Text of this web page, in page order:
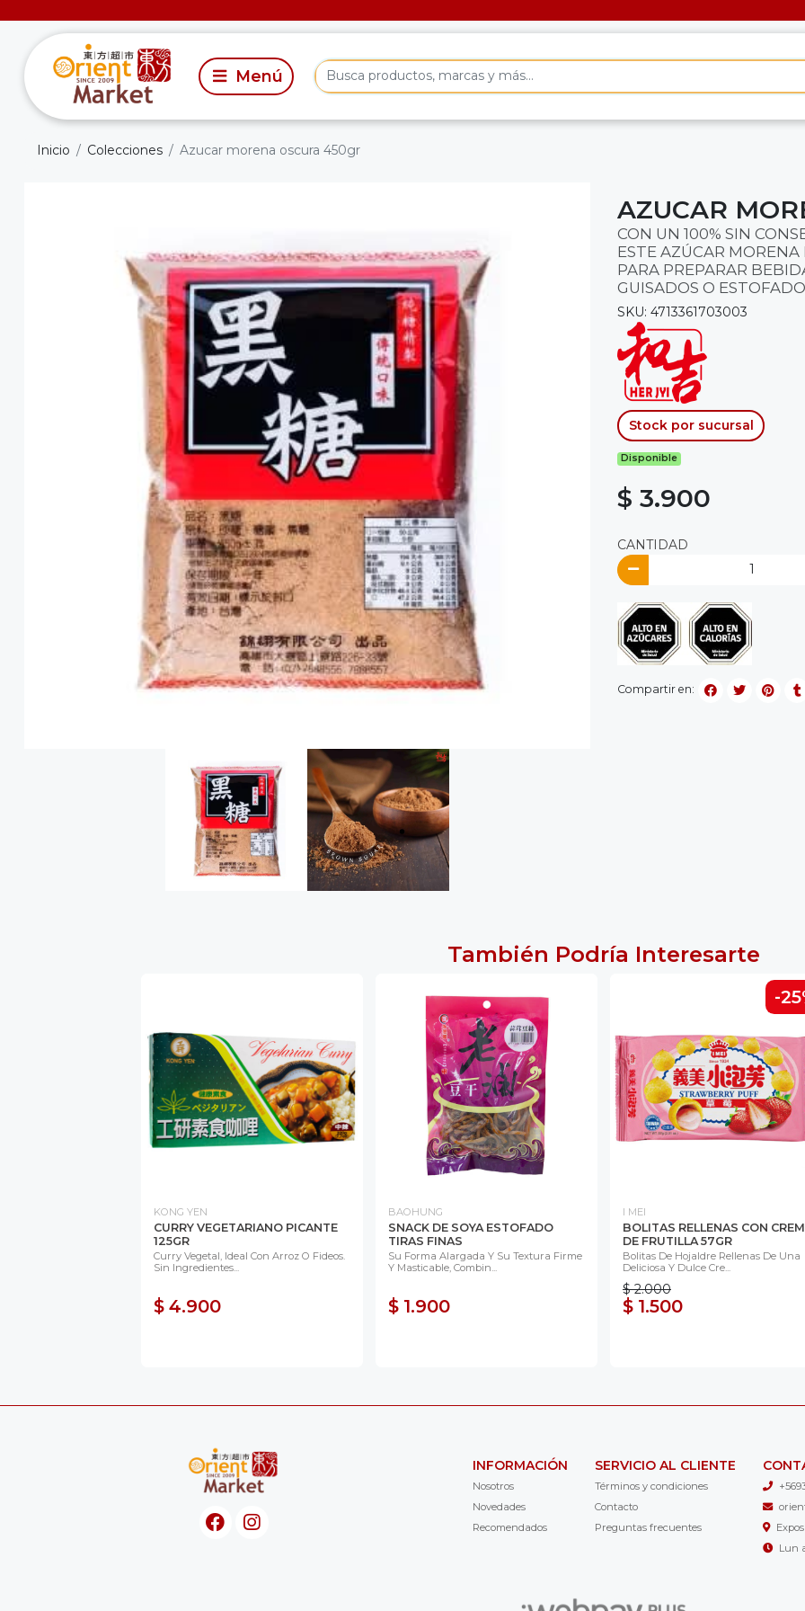
Inicio Colecciones Azucar morena oscura 450gr
AZUCAR
CON UN 100% SIN
ESTE AZÚCAR
PARA PREPARAR
GUISADOS O
SKU: 4713361703003
Stock por sucursal
Disponible
$ 3.900
CANTIDAD
Compartir en:
También Podría Interesarte
KONG YEN
CURRY VEGETARIANO PICANTE
125GR
Curry Vegetal, Ideal Con Arroz O Fideos.
Sin Ingredientes...
$ 4.900
BAOHUNG
SNACK DE SOYA ESTOFADO
TIRAS FINAS
Su Forma Alargada Y Su Textura Firme
Y Masticable, Combin...
$ 1.900
-
I MEI
BOLITAS RELLENAS CON
DE FRUTILLA 57GR
Bolitas De Hojaldre Rellenas De Una
Deliciosa Y Dulce Cre...
$ 2.000
$ 1.500
INFORMACIÓN
Nosotros
Novedades
Recomendados
SERVICIO AL CLIENTE
Términos y condiciones
Contacto
Preguntas frecuentes
Lun